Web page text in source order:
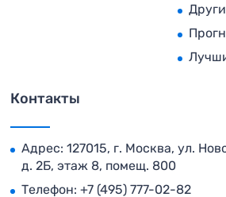
Контакты
Адрес: 127015, г. Москва, ул.
д. 2Б, этаж 8, помещ. 800
Телефон: +7 (495) 777-02-82